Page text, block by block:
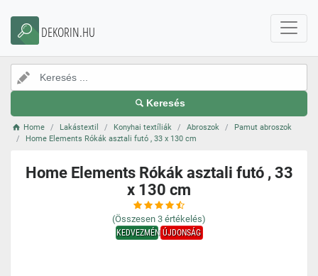
DEKORIN.HU
Keresés
Home Lakástextil Konyhai textíliák Abroszok
Pamut abroszok
Home Elements Rókák asztali futó , 33 x 130 cm
Home Elements Rókák asztali futó , 33
x 130 cm
(Összesen 3 értékelés)
KEDVEZMÉNYÚJDONSÁG